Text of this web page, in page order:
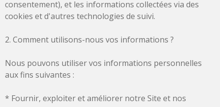
consentement), et les informations collectées via des
cookies et d'autres technologies de suivi.
2. Comment utilisons-nous vos informations ?
Nous pouvons utiliser vos informations personnelles
aux fins suivantes :
* Fournir, exploiter et améliorer notre Site et nos